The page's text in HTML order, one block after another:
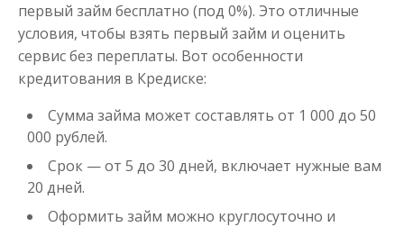
Переведём в долг
Срок
Получить
первый займ бесплатно (под 0%). Это отличные
условия, чтобы взять первый займ и оценить
сервис без переплаты. Вот особенности
кредитования в Кредиске:
Сумма займа может составлять от 1 000 до 50
000 рублей.
Срок — от 5 до 30 дней, включает нужные вам
20 дней.
Оформить займ можно круглосуточно и